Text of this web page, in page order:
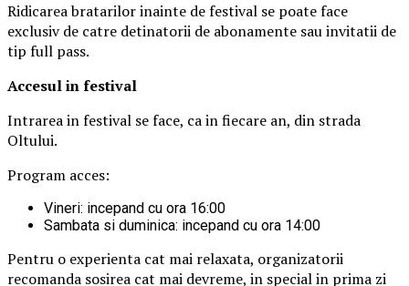
Ridicarea bratarilor inainte de festival se poate face
exclusiv de catre detinatorii de abonamente sau invitatii de
tip full pass.
Accesul in festival
Intrarea in festival se face, ca in fiecare an, din strada
Oltului.
Program acces:
Vineri: incepand cu ora 16:00
Sambata si duminica: incepand cu ora 14:00
Pentru o experienta cat mai relaxata, organizatorii
recomanda sosirea cat mai devreme, in special in prima zi